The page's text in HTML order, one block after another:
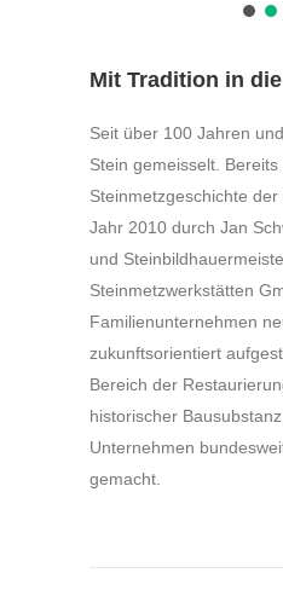
Mit Tradition in
Seit über 100 Jahren
Stein gemeisselt.
Steinmetzgeschichte
Jahr 2010 durch Jan
und
Steinmetzwerkstätten
Familienunternehmen
zukunftsorientiert
Bereich der
historischer
Unternehmen
gemacht.